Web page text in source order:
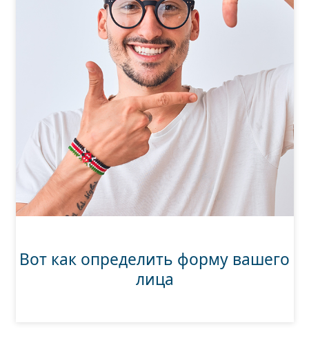
Вот как определить форму вашего
лица